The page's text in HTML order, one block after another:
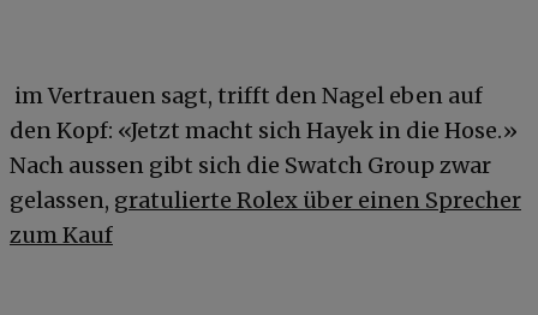
im Vertrauen sagt, trifft den Nagel eben auf
den Kopf: «Jetzt macht sich Hayek in die Hose.»
Nach aussen gibt sich die Swatch Group zwar
gelassen, gratulierte Rolex über einen Sprecher
zum Kauf